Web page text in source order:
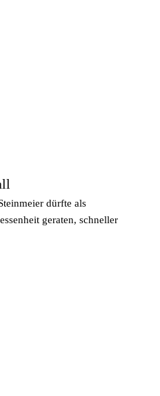
dürfte als
geraten, schneller